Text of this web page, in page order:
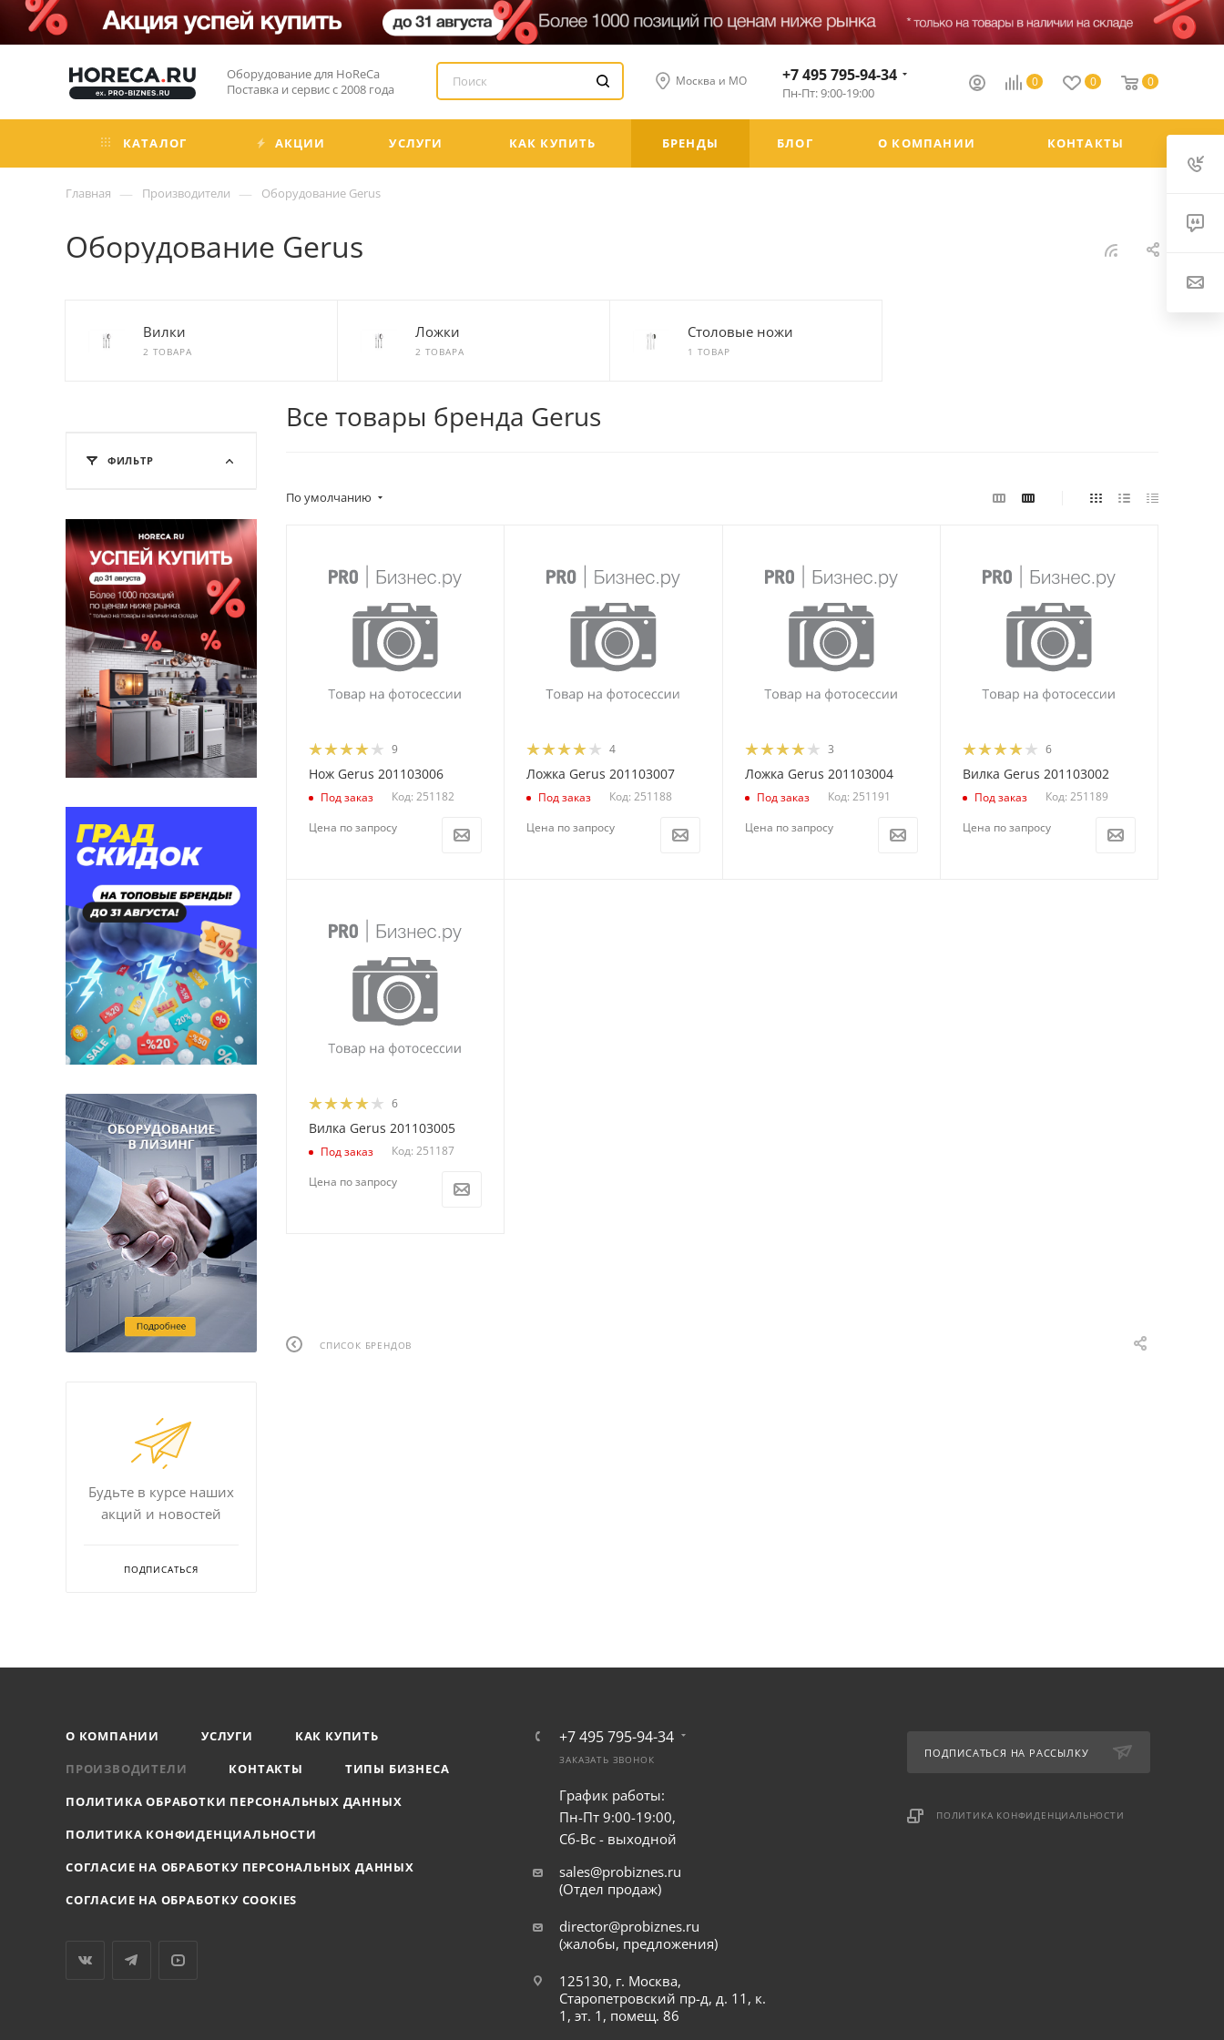
Оборудование для HoReCa
Поставка и сервис с 2008 года
Москва и МО 0 0 0
+7 495 795-94-34
Пн-Пт: 9:00-19:00
КАТАЛОГ АКЦИИ УСЛУГИ КАК КУПИТЬ БРЕНДЫ БЛОГ О КОМПАНИИ КОНТАКТЫ
Главная — Производители — Оборудование Gerus
Оборудование Gerus
Вилки
2 ТОВАРА
Ложки
2 ТОВАРА
Столовые ножи
1 ТОВАР
Все товары бренда Gerus
По умолчанию
9
Нож Gerus 201103006
Под заказ Код: 251182
Цена по запросу
4
Ложка Gerus 201103007
Под заказ Код: 251188
Цена по запросу
3
Ложка Gerus 201103004
Под заказ Код: 251191
Цена по запросу
6
Вилка Gerus 201103002
Под заказ Код: 251189
Цена по запросу
6
Вилка Gerus 201103005
Под заказ Код: 251187
Цена по запросу
СПИСОК БРЕНДОВ
ФИЛЬТР
Будьте в курсе наших
акций и новостей
ПОДПИСАТЬСЯ
О КОМПАНИИ УСЛУГИ
КАК КУПИТЬ
ПРОИЗВОДИТЕЛИ
КОНТАКТЫ
ТИПЫ БИЗНЕСА
ПОЛИТИКА ОБРАБОТКИ ПЕРСОНАЛЬНЫХ ДАННЫХ
ПОЛИТИКА КОНФИДЕНЦИАЛЬНОСТИ
СОГЛАСИЕ НА ОБРАБОТКУ ПЕРСОНАЛЬНЫХ ДАННЫХ
СОГЛАСИЕ НА ОБРАБОТКУ COOKIES
+7 495 795-94-34
ЗАКАЗАТЬ ЗВОНОК
График работы:
Пн-Пт 9:00-19:00,
Сб-Вс - выходной
sales@probiznes.ru
(Отдел продаж)
director@probiznes.ru
(жалобы, предложения)
125130, г. Москва,
Старопетровский пр-д, д. 11, к.
1, эт. 1, помещ. 86
ПОДПИСАТЬСЯ НА РАССЫЛКУ
ПОЛИТИКА КОНФИДЕНЦИАЛЬНОСТИ